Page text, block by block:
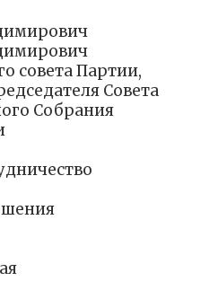
совета Партии,
Совета
Собрания